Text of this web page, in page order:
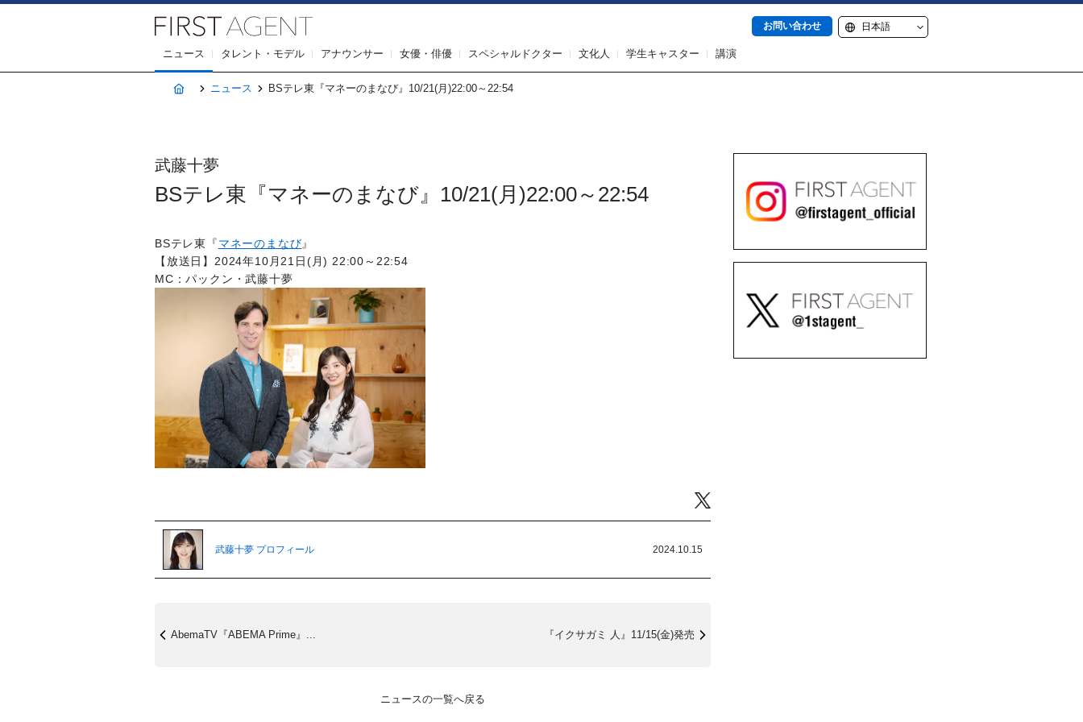
お問い合わせ
ニュース タレント・モデル アナウンサー 女優・俳優 スペシャルドクター 文化人 学生キャスター 講演
ホームニュース BSテレ東『マネーのまなび』10/21(月)22:00～22:54
武藤十夢
BSテレ東『マネーのまなび』10/21(月)22:00～22:54
BSテレ東『マネーのまなび』
【放送日】2024年10月21日(月) 22:00～22:54
MC：パックン・武藤十夢
武藤十夢 プロフィール 2024.10.15
AbemaTV『ABEMA Prime』... 『イクサガミ 人』11/15(金)発売
ニュースの一覧へ戻る